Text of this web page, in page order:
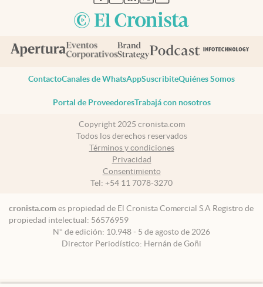
ContactoCanales de WhatsAppSuscribiteQuiénes Somos
Portal de ProveedoresTrabajá con nosotros
Copyright 2025 cronista.com
Todos los derechos reservados
Términos y condiciones
Privacidad
Consentimiento
Tel: +54 11 7078-3270
cronista.com es propiedad de El Cronista Comercial S.A Registro de
propiedad intelectual: 56576959
N° de edición: 10.948 - 5 de agosto de 2026
Director Periodístico: Hernán de Goñi